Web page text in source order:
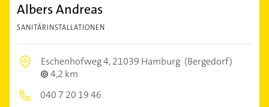
Albers Andreas
SANITÄRINSTALLATIONEN
Eschenhofweg 4,21039 Hamburg (Bergedorf)
4,2 km
040 7 20 19 46